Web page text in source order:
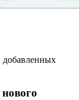
добавленных